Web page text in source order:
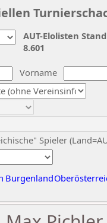
Vorname
Spieler
Burgenland
AUT-Elolisten
8.601